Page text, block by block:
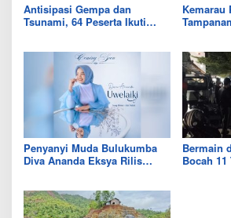
Antisipasi Gempa dan
Tsunami, 64 Peserta Ikuti
Kemarau
Penyanyi Muda Bulukumba
Diva Ananda Eksya Rilis
Bermain
Bocah